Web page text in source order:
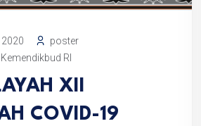
poster
RI
XII
COVID-19